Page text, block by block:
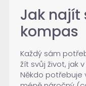
Jak najít
kompas
Každý sám
žít svůj život, jak
Někdo